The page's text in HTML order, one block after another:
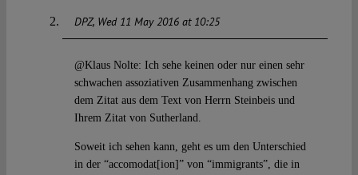
DPZ Wed 11 May 2016 at 10:25
@Klaus Nolte: Ich sehe keinen oder nur einen sehr
schwachen assoziativen Zusammenhang zwischen
dem Zitat aus dem Text von Herrn Steinbeis und
Ihrem Zitat von Sutherland.
Soweit ich sehen kann, geht es um den Unterschied
in der “accomodat[ion]” von “immigrants”, die in